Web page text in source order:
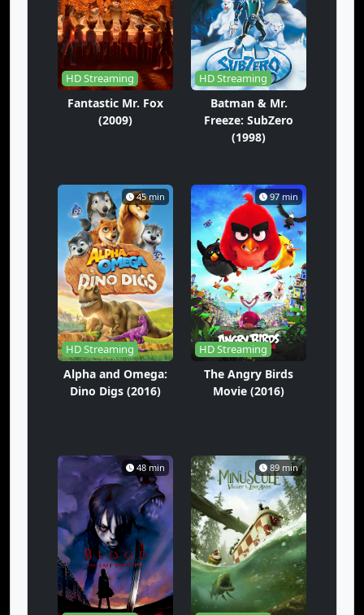
HD Streaming
Fantastic Mr. Fox
(2009)
HD Streaming
Batman & Mr.
Freeze: SubZero
(1998)
45 min
HD Streaming
Alpha and Omega:
Dino Digs (2016)
97 min
HD Streaming
The Angry Birds
Movie (2016)
48 min 89 min